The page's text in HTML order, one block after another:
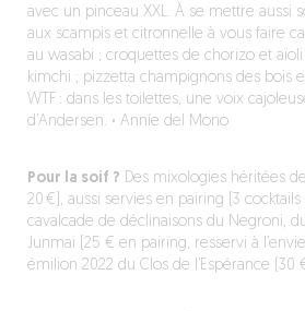
avec un pinceau XXL. À se mettre aussi
aux scampis et citronnelle à vous faire
au wasabi ; croquettes de chorizo et
kimchi ; pizzetta champignons des bois
WTF : dans les toilettes, une voix
d’Andersen. · Anníe del Mono
Pour la soif ? Des mixologies héritées
20 €), aussi servies en pairing (3
cavalcade de déclinaisons du Negroni,
Junmai (25 € en pairing, resservi à
émilion 2022 du Clos de l’Espérance (30